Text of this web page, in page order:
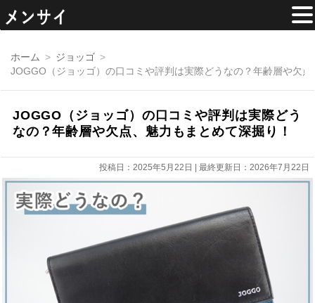
ホーム
ジョッゴ
JOGGO（ジョッゴ）の口コミや評判は実際どうなの？年齢層や欠
JOGGO（ジョッゴ）の口コミや評判は実際どう
なの？年齢層や欠点、魅力もまとめて深掘り！
投稿日：2025年5月22日 | 最終更新日：2026年7月22日